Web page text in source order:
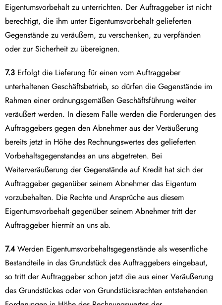
Eigentumsvorbehalt zu unterrichten. Der Auftraggeber ist nicht
berechtigt, die ihm unter Eigentumsvorbehalt gelieferten
Gegenstände zu veräußern, zu verschenken, zu verpfänden
oder zur Sicherheit zu übereignen.
7.3 Erfolgt die Lieferung für einen vom Auftraggeber
unterhaltenen Geschäftsbetrieb, so dürfen die Gegenstände im
Rahmen einer ordnungsgemäßen Geschäftsführung weiter
veräußert werden. In diesem Falle werden die Forderungen des
Auftraggebers gegen den Abnehmer aus der Veräußerung
bereits jetzt in Höhe des Rechnungswertes des gelieferten
Vorbehaltsgegenstandes an uns abgetreten. Bei
Weiterveräußerung der Gegenstände auf Kredit hat sich der
Auftraggeber gegenüber seinem Abnehmer das Eigentum
vorzubehalten. Die Rechte und Ansprüche aus diesem
Eigentumsvorbehalt gegenüber seinem Abnehmer tritt der
Auftraggeber hiermit an uns ab.
7.4Werden Eigentumsvorbehaltsgegenstände als wesentliche
Bestandteile in das Grundstück des Auftraggebers eingebaut,
so tritt der Auftraggeber schon jetzt die aus einer Veräußerung
des Grundstückes oder von Grundstücksrechten entstehenden